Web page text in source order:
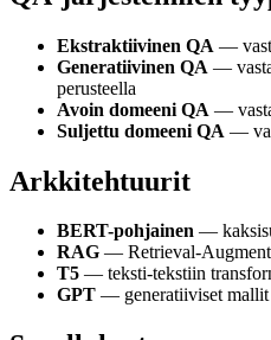
Ekstraktiivinen QA —
Generatiivinen QA —
perusteella
Avoin domeeni QA —
Suljettu domeeni QA —
Arkkitehtuurit
BERT-pohjainen —
RAG — Retrieval-
T5 — teksti-tekstiin
GPT — generatiiviset mallit